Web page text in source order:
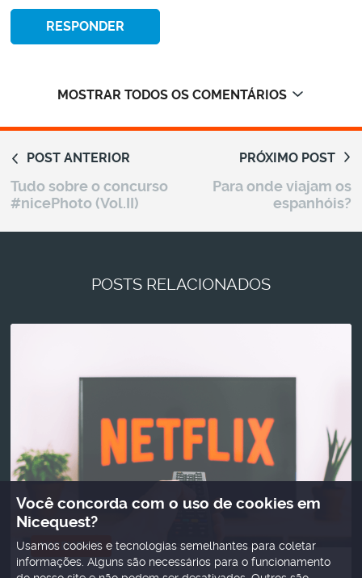
RESPONDER
Severiano de Carvalho Costa| 7 July, 2019
MOSTRAR TODOS OS COMENTÁRIOS
POST ANTERIOR
Tudo sobre o concurso
#nicePhoto (Vol.II)
PRÓXIMO POST
Para onde viajam os
espanhóis?
POSTS RELACIONADOS
NICENEWS
Você concorda com o uso de cookies em
Nicequest?
Usamos cookies e tecnologias semelhantes para coletar
informações. Alguns são necessários para o funcionamento